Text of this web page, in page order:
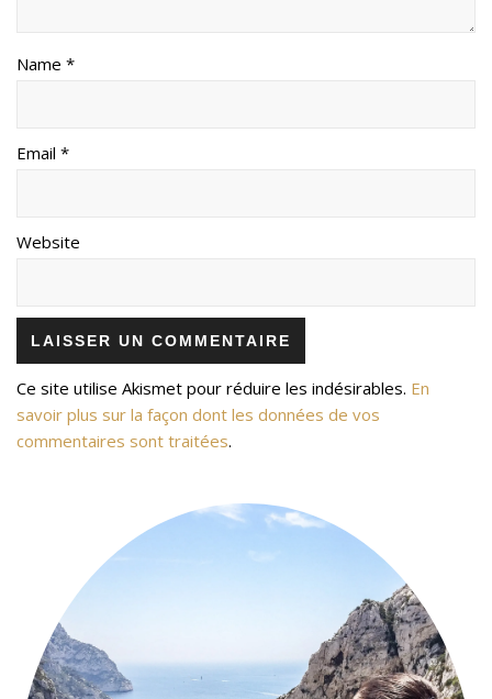
Name *
Email *
Website
Ce site utilise Akismet pour réduire les indésirables. En
savoir plus sur la façon dont les données de vos
commentaires sont traitées.